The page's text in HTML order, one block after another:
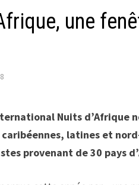
une
Nuits d’Afrique
latines et
provenant de 30 pays